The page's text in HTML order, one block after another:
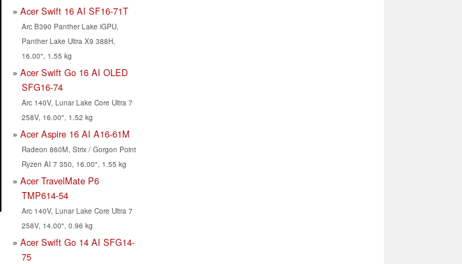
Acer Swift 16 AI SF16-71T
Arc B390 Panther Lake iGPU,
Panther Lake Ultra X9 388H,
16.00", 1.55 kg
Acer Swift Go 16 AI OLED
SFG16-74
Arc 140V, Lunar Lake Core Ultra 7
258V, 16.00", 1.52 kg
Acer Aspire 16 AI A16-61M
Radeon 860M, Strix / Gorgon Point
Ryzen AI 7 350, 16.00", 1.55 kg
Acer TravelMate P6
TMP614-54
Arc 140V, Lunar Lake Core Ultra 7
258V, 14.00", 0.96 kg
Acer Swift Go 14 AI SFG14-
75